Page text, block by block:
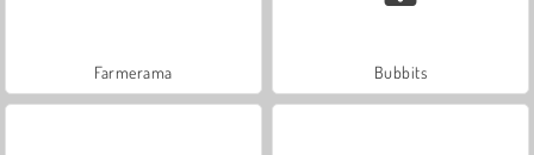
Farmerama Bubbits